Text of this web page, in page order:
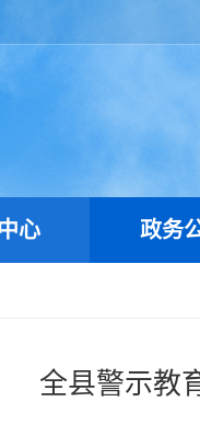
心 政务
全县警示教